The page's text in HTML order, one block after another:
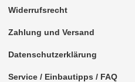
Widerrufsrecht
Zahlung und Versand
Datenschutzerklärung
Service / Einbautipps / FAQ